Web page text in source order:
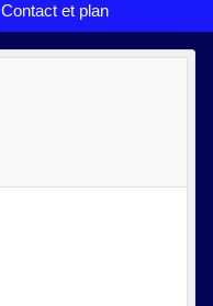
Contact et plan